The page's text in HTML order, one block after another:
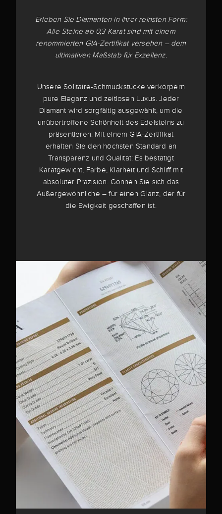
Erleben Sie Diamanten in ihrer reinsten Form:
Alle Steine ab 0,3 Karat sind mit einem
renommierten GIA-Zertifikat versehen – dem
ultimativen Maßstab für Exzellenz.
Unsere Solitaire-Schmuckstücke verkörpern
pure Eleganz und zeitlosen Luxus. Jeder
Diamant wird sorgfältig ausgewählt, um die
unübertroffene Schönheit des Edelsteins zu
präsentieren. Mit einem GIA-Zertifikat
erhalten Sie den höchsten Standard an
Transparenz und Qualität: Es bestätigt
Karatgewicht, Farbe, Klarheit und Schliff mit
absoluter Präzision. Gönnen Sie sich das
Außergewöhnliche – für einen Glanz, der für
die Ewigkeit geschaffen ist.